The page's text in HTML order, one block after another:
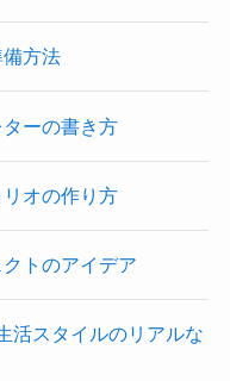
方法
ーの書き方
オの作り方
トのアイデア
活スタイルのリアルな